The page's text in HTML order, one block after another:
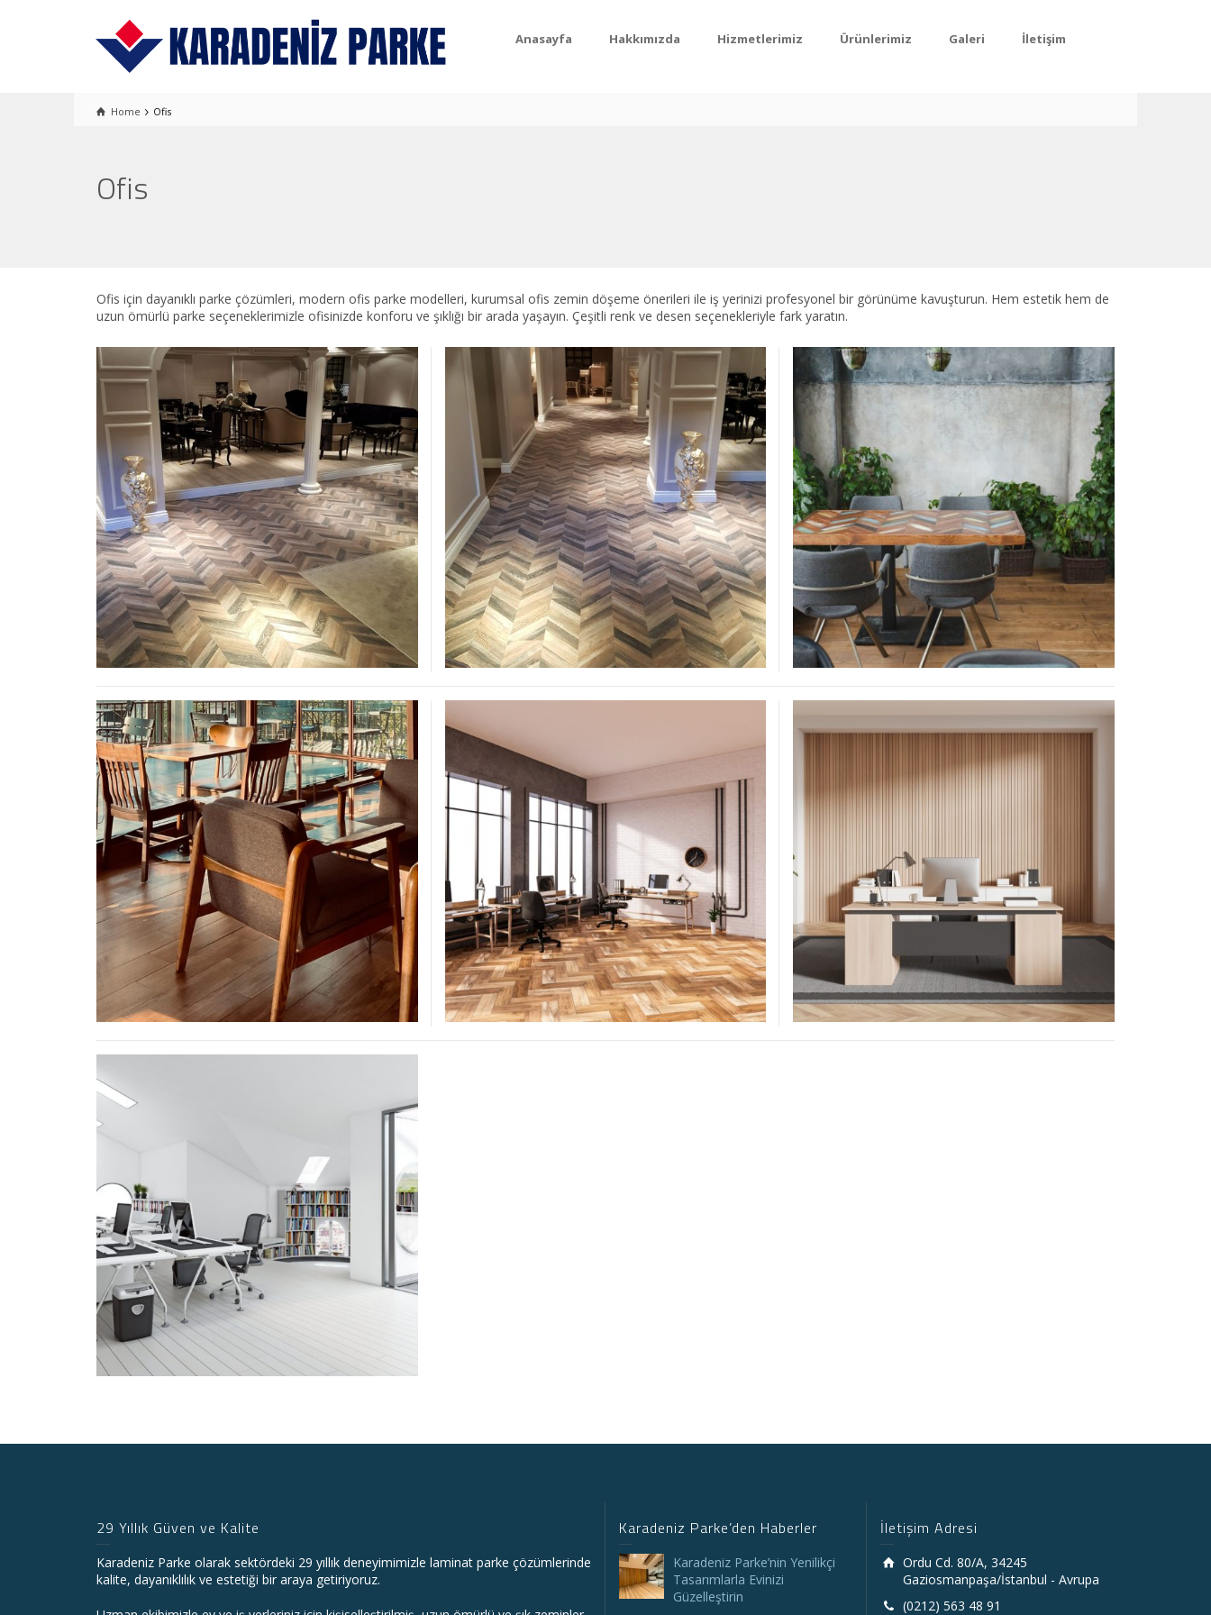
Anasayfa Hakkımızda Hizmetlerimiz Ürünlerimiz Galeri İletişim
Home Ofis
Ofis
Ofis için dayanıklı parke çözümleri, modern ofis parke modelleri, kurumsal ofis zemin döşeme önerileri ile iş yerinizi profesyonel bir görünüme kavuşturun. Hem estetik hem de
uzun ömürlü parke seçeneklerimizle ofisinizde konforu ve şıklığı bir arada yaşayın. Çeşitli renk ve desen seçenekleriyle fark yaratın.
29 Yıllık Güven ve Kalite
Karadeniz Parke olarak sektördeki 29 yıllık deneyimimizle laminat parke çözümlerinde
kalite, dayanıklılık ve estetiği bir araya getiriyoruz.
Karadeniz Parke’den Haberler
Karadeniz Parke’nin Yenilikçi
Tasarımlarla Evinizi
Güzelleştirin
İletişim Adresi
Ordu Cd. 80/A, 34245
Gaziosmanpaşa/İstanbul - Avrupa
(0212) 563 48 91